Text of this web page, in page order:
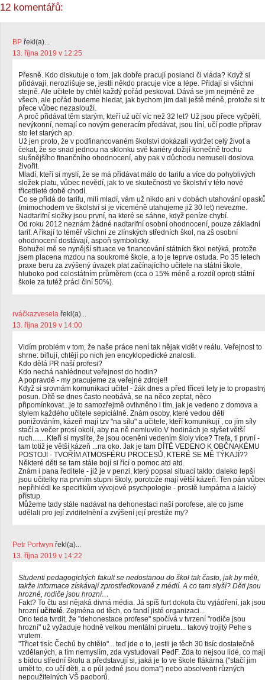
12 komentářů:
BP řekl(a)...
13. října 2019 v 12:25
Přesně. Kdo diskutuje o tom, jak dobře pracují poslanci či vláda? Když si
přidávají, nerozlišuje se, jestli někdo pracuje více a lépe. Přidají si všichni
stejně. Ale učitele by chtěl každý pořád peskovat. Dává se jim nejméně ze
všech, ale pořád budeme hledat, jak bychom jim dali ještě méně, protože si
přece vůbec nezaslouží.
A proč přidávat těm starým, kteří už učí víc než 32 let? Už jsou přece vyčpělí,
nevýkonní, nemají co novým generacím předávat, jsou líní, učí podle příprav
sto let starých ap.
Už jen proto, že v podfinancovaném školství dokázali vydržet celý život a
čekat, že se snad jednou na sklonku své kariéry dožijí konečně trochu
slušnějšího finančního ohodnocení, aby pak v důchodu nemuseli doslova
živořit.
Mladí, kteří si myslí, že se má přidávat málo do tarifu a více do pohyblivých
složek platu, vůbec nevědí, jak to ve skutečnosti ve školství v této nové
třicetileté době chodí.
Co se přidá do tarifu, milí mladí, vám už nikdo ani v dobách utahování
(mimochodem ve školství si je víceméně utahujeme již 30 let) nevezme.
Nadtarifní složky jsou první, na které se sáhne, když peníze chybí.
Od roku 2012 neznám žádné nadtarifní osobní ohodnocení, pouze základní
tarif. A říkají to téměř všichni ze zlínských středních škol, na zš osobní
ohodnocení dostávají, aspoň symbolicky.
Bohužel mě se nynější situace ve financování státních škol netýká, protože
jsem placena mzdou na soukromé škole, a to je teprve ostuda. Po 35 letech
praxe beru za zvýšený úvazek plat začínajícího učitele na státní škole,
hluboko pod celostátním průměrem (cca o 15% méně a rozdíl oproti státní
škole za tutéž práci činí 50%).
rváčkazvesela řekl(a)...
13. října 2019 v 14:00
Vidím problém v tom, že naše práce není tak nějak vidět v reálu. Veřejnost to
shrne: biflují, chtějí po nich jen encyklopedické znalosti.
Kdo dělá PR naší profesi?
Kdo nechá nahlédnout veřejnost do hodin?
A popravdě - my pracujeme za veřejné zdroje!!
Když si srovnám komunikaci učitel - žák dnes a před třiceti lety je to
posun. Dítě se dnes často neobává, se na něco zeptat, něco
připomínkovat...je to samozřejmě ovlivněno i tím, jak je vedeno z domova a
stylem každého učitele sepiciálně. Znám osoby, které vedou děti
ponižováním, kázeň mají tzv "na sílu" a učitele, kteří komunikují , co jím síly
stačí a večer prosí okolí, aby na ně nemluvilo.V hodinách je slyšet větší
ruch........Kteří si myslíte, že jsou oceněni vedením šloly více? Trefa, ti první -
tam totiž je větší kázeň ...na oko. Jak je tam DÍTĚ VEDENO K OBČNAKÉMU
POSTOJI - TVOŘÍM ATMOSFÉRU PROCESŮ, KTERÉ SE MĚ TÝKAJÍ??
Některé děti se tam stále bojí si řící o pomoc atd atd.
Znám i pana ředitele - již je v penzi, který popsal situaci takto: daleko lepší
jsou učitelky na prvním stupni školy, porotože mají větší kázeň. Ten pán
nepřihlédl ke specifikům vývojové psychpologie - prostě lumpárna a laický
přístup.
Můžeme tady stále nadávat na dehonestaci naší porofese, ale co jsme
udělali pro její zviditelnění a zvýšení její prestiže my?
Petr Portwyn řekl(a)...
13. října 2019 v 14:22
Studenti pedagogických fakult se nedostanou do škol tak často, jak by měli,
takže informace získávají zprostředkovaně z médií. A co tam slyší? Děti jsou
hrozné, rodiče jsou hrozní…
Fakt? To čtu asi nějaká divná média. Já spíš furt dokola čtu vyjádření, jak jsou
hrozní učitelé. Zejména od těch, co fandí jisté organizaci...
Ono teda tvrdit, že "dehonestace profese" spočívá v tvrzení "rodiče jsou
hrozní" už vyžaduje hodně velkou mentální piruetu... takový trojitý Pehe s
vrutem.
"Třicet tisíc Čechů by chtělo"... teď jde o to, jestli je těch 30 tisíc dostatečně
vzdělaných, a tím nemyslím, zda vystudovali PedF. Zda to nejsou lidé, co mají
s bídou střední školu a představují si, jaká je to ve škole flákárna ("stačí jim
umět to, co učí děti, a o půl jedné jsou doma") nebo absolventi různých
nepoužitelných VŠ paoborů.